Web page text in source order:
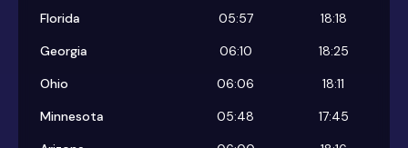
Florida
05:57
18:18
Georgia
06:10
18:25
Ohio
06:06
18:11
Minnesota
05:48
17:45